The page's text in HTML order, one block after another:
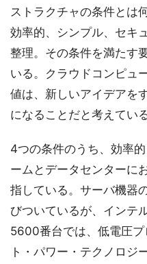
ストラクチャの条件とは
効率的、シンプル、セキ
整理。その条件を満たす
いる。クラウドコンピュ
値は、新しいアイデアを
になることだと考えてい
4つの条件のうち、効率
ームとデータセンターに
指している。サーバ機器
びついているが、インテ
5600番台では、低電圧
ト・パワー・テクノロジ